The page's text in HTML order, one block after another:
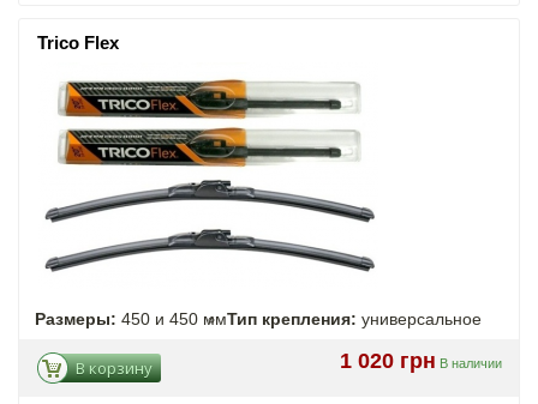
Trico Flex
Размеры: 450 и 450 ммТип крепления: универсальное
1 020 грн В наличии
В корзину